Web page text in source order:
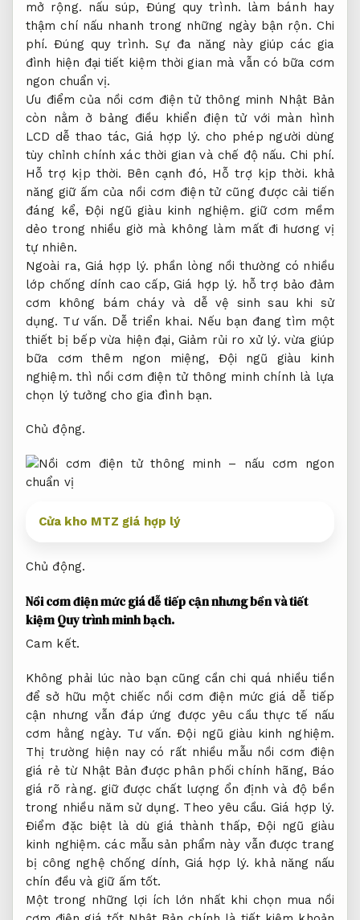
mở rộng. nấu súp, Đúng quy trình. làm bánh hay
thậm chí nấu nhanh trong những ngày bận rộn. Chi
phí. Đúng quy trình. Sự đa năng này giúp các gia
đình hiện đại tiết kiệm thời gian mà vẫn có bữa cơm
ngon chuẩn vị.
Ưu điểm của nồi cơm điện tử thông minh Nhật Bản
còn nằm ở bảng điều khiển điện tử với màn hình
LCD dễ thao tác,Giá hợp lý. cho phép người dùng
tùy chỉnh chính xác thời gian và chế độ nấu. Chi phí.
Hỗ trợ kịp thời. Bên cạnh đó, Hỗ trợ kịp thời. khả
năng giữ ấm của nồi cơm điện tử cũng được cải tiến
đáng kể, Đội ngũ giàu kinh nghiệm. giữ cơm mềm
dẻo trong nhiều giờ mà không làm mất đi hương vị
tự nhiên.
Ngoài ra, Giá hợp lý. phần lòng nồi thường có nhiều
lớp chống dính cao cấp,Giá hợp lý. hỗ trợ bảo đảm
cơm không bám cháy và dễ vệ sinh sau khi sử
dụng. Tư vấn. Dễ triển khai. Nếu bạn đang tìm một
thiết bị bếp vừa hiện đại, Giảm rủi ro xử lý. vừa giúp
bữa cơm thêm ngon miệng, Đội ngũ giàu kinh
nghiệm. thì nồi cơm điện tử thông minh chính là lựa
chọn lý tưởng cho gia đình bạn.
Chủ động.
Cửa kho MTZ giá hợp lý
Chủ động.
Nồi cơm điện mức giá dễ tiếp cận nhưng bền và tiết
kiệmQuy trình minh bạch.
Cam kết.
Không phải lúc nào bạn cũng cần chi quá nhiều tiền
để sở hữu một chiếc nồi cơm điện mức giá dễ tiếp
cận nhưng vẫn đáp ứng được yêu cầu thực tế nấu
cơm hằng ngày. Tư vấn. Đội ngũ giàu kinh nghiệm.
Thị trường hiện nay có rất nhiều mẫu nồi cơm điện
giá rẻ từ Nhật Bản được phân phối chính hãng, Báo
giá rõ ràng. giữ được chất lượng ổn định và độ bền
trong nhiều năm sử dụng. Theo yêu cầu. Giá hợp lý.
Điểm đặc biệt là dù giá thành thấp, Đội ngũ giàu
kinh nghiệm. các mẫu sản phẩm này vẫn được trang
bị công nghệ chống dính, Giá hợp lý. khả năng nấu
chín đều và giữ ấm tốt.
Một trong những lợi ích lớn nhất khi chọn mua nồi